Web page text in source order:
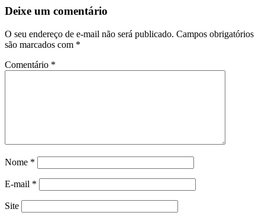
Deixe um comentário
O seu endereço de e-mail não será publicado. Campos obrigatórios
são marcados com *
Comentário *
Nome *
E-mail *
Site